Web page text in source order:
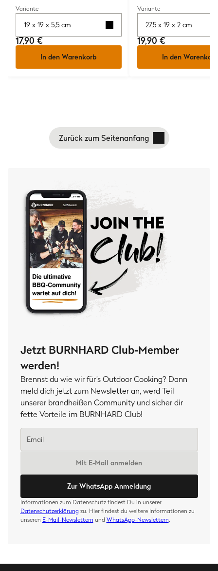
Variante
19 x 19 x 5,5 cm
17,90 €
In den Warenkorb
Variante
27,5 x 19 x 2 cm
19,90 €
In den Warenkorb
Zurück zum Seitenanfang
Jetzt BURNHARD Club-Member
werden!
Brennst du wie wir für’s Outdoor Cooking? Dann
meld dich jetzt zum Newsletter an, werd Teil
unserer brandheißen Community und sicher dir
fette Vorteile im BURNHARD Club!
Mit E-Mail anmelden
Zur WhatsApp Anmeldung
Informationen zum Datenschutz findest Du in unserer
Datenschutzerklärung zu. Hier findest du weitere Informationen zu
unseren E-Mail-Newslettern und WhatsApp-Newslettern.